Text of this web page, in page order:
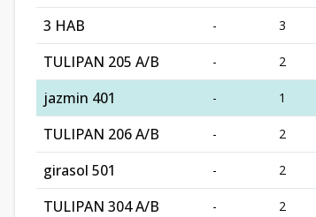
3 HAB - 3
TULIPAN 205 A/B - 2
jazmin 401 - 1
TULIPAN 206 A/B - 2
girasol 501 - 2
TULIPAN 304 A/B - 2